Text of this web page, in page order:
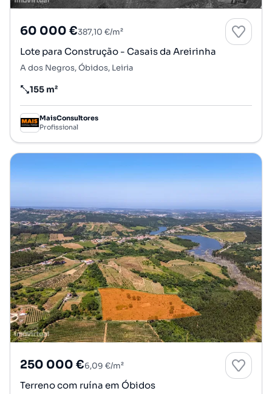
60 000 €387,10 €/m²
Lote para Construção - Casais da Areirinha
A dos Negros, Óbidos, Leiria
Preço por metro quadrado
155 m²
MaisConsultores
Profissional
250 000 €6,09 €/m²
Terreno com ruína em Óbidos